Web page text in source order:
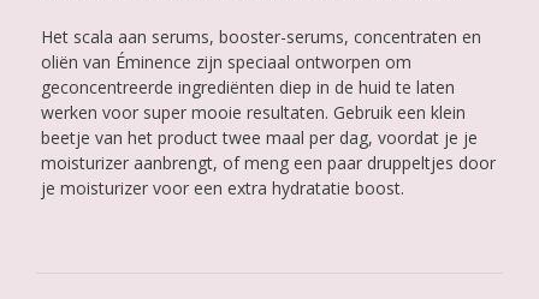
Het scala aan serums, booster-serums, concentraten en
oliën van Éminence zijn speciaal ontworpen om
geconcentreerde ingrediënten diep in de huid te laten
werken voor super mooie resultaten. Gebruik een klein
beetje van het product twee maal per dag, voordat je je
moisturizer aanbrengt, of meng een paar druppeltjes door
je moisturizer voor een extra hydratatie boost.